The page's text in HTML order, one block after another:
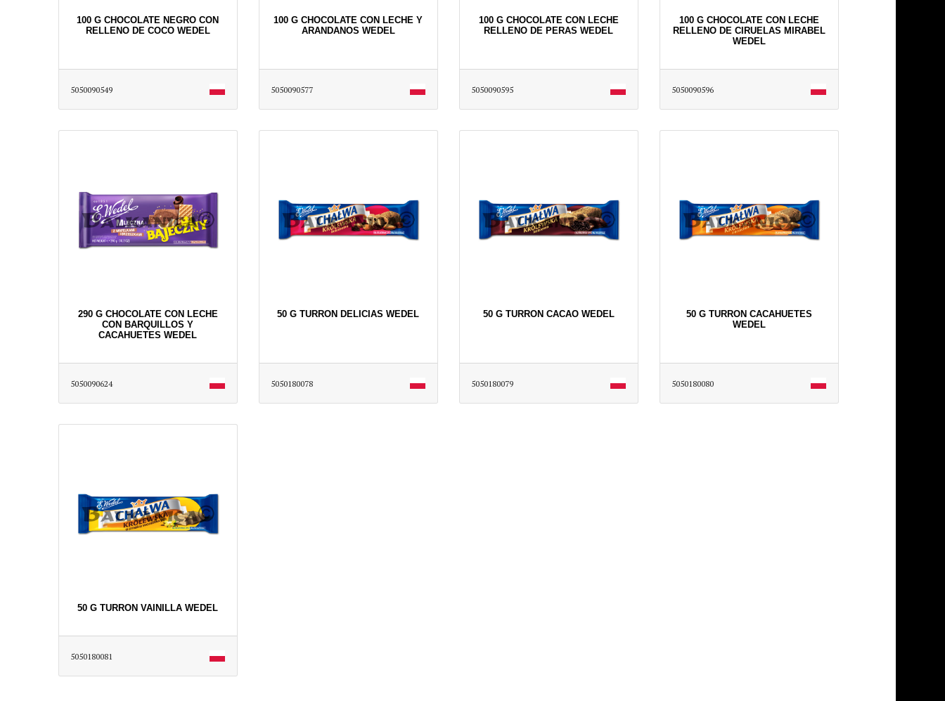
100 G CHOCOLATE NEGRO CON
RELLENO DE COCO WEDEL
5050090549
100 G CHOCOLATE CON LECHE Y
ARANDANOS WEDEL
5050090577
100 G CHOCOLATE CON LECHE
RELLENO DE PERAS WEDEL
5050090595
100 G CHOCOLATE CON LECHE
RELLENO DE CIRUELAS MIRABEL
WEDEL
5050090596
290 G CHOCOLATE CON LECHE
CON BARQUILLOS Y
CACAHUETES WEDEL
5050090624
50 G TURRON DELICIAS WEDEL
5050180078
50 G TURRON CACAO WEDEL
5050180079
50 G TURRON CACAHUETES
WEDEL
5050180080
50 G TURRON VAINILLA WEDEL
5050180081